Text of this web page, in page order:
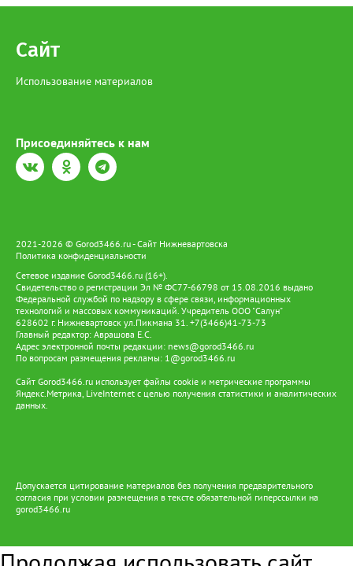
Отдельный тренд — рост оплаты на подработке: за год
175 тыс. рублей (+5% к прошлому году).
Сайт
Использование материалов
Присоединяйтесь к нам
2021-2026 © Gorod3466.ru - Сайт Нижневартовска
Политика конфиденциальности
Сетевое издание Gorod3466.ru (16+).
Свидетельство о регистрации Эл № ФС77-66798 от 15.08.2016 выдано
Федеральной службой по надзору в сфере связи, информационных
технологий и массовых коммуникаций. Учредитель ООО "Салун"
628602 г. Нижневартовск ул.Пикмана 31. +7(3466)41-73-73
Главный редактор: Аврашова Е.С.
Адрес электронной почты редакции: news@gorod3466.ru
По вопросам размещения рекламы: 1@gorod3466.ru
Сайт Gorod3466.ru использует файлы cookie и метрические программы
Яндекс.Метрика, LiveInternet с целью получения статистики и аналитических
данных.
Допускается цитирование материалов без получения предварительного
согласия при условии размещения в тексте обязательной гиперссылки на
gorod3466.ru